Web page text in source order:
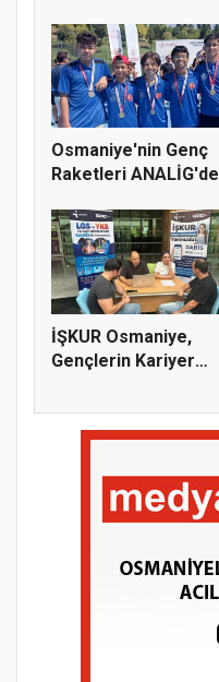
Osmaniye'nin Genç
Raketleri ANALİG'de
İŞKUR Osmaniye,
Gençlerin Kariyer